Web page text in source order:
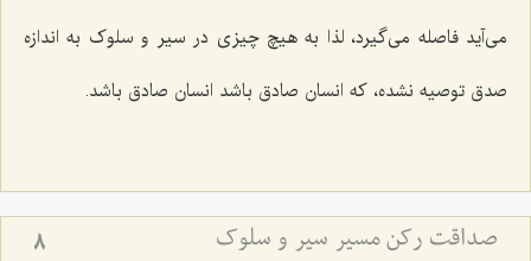
می‌آید فاصله می‌گیرد، لذا به هیچ چیزی در سیر و سلوک به اندازه
صدق توصیه نشده، که انسان صادق باشد انسان صادق باشد.
صداقت رکن مسیر سیر و سلوک 8